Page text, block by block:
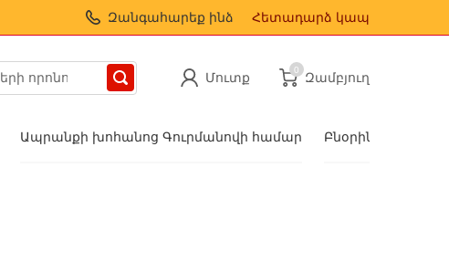
Զանգահարեք ինձ Հետադարձ կապ
Մուտք
0
Զամբյուղ
Ապրանքի խոհանոց Գուրմանովի համար Բնօրինակ